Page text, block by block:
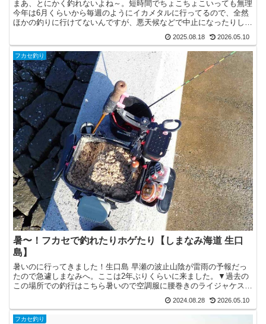
まあ、とにかく釣れないよね～。短時間でちょこちょこいっても無理
今年は6月くらいから毎週のようにイカメタルに行ってるので、全然
ほかの釣りに行けてないんですが、悪天候などで中止になったりした
2025.08.18 2026.05.10
フカセ釣り
暑〜！フカセで釣れたりホゲたり【しまなみ海道 生口
島】
暑いのに行ってきました！生口島 早瀬の波止山陰が雷雨の予報だっ
たので急遽しまなみへ。ここは2年ぶりくらいに来ました。▼過去の
この場所での釣行はこちら暑いので空調服に腰巻きのライジャケスタ
イル。潮が低くて足元が出てました。竿はダイワ銀狼唯牙の...
2024.08.28 2026.05.10
フカセ釣り